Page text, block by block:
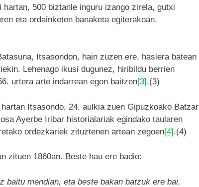
500 biztanle inguru izango zirela, gutxi
eta ordainketen banaketa egiterakoan,
Itsasondon, hain zuzen ere, hasiera batean
Lehenago ikusi dugunez, hiribildu berrien
urtera arte indarrean egon baitzen[3].(3)
Itsasondo, 24. aulkia zuen Gipuzkoako Batzar
Ayerbe Iribar historialariak egindako taularen
ordezkariek zituztenen artean zegoen[4].(4)
zituen 1860an. Beste hau ere badio:
mendian, eta beste bakan batzuk ere bai,